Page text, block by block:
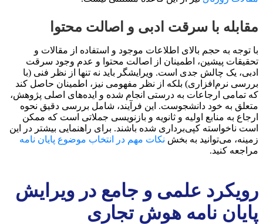
مقابله با سرقت ادبی و اصالت محتوا
با توجه به حجم بالای اطلاعات موجود و استفاده از مقالات و
تحقیقات پیشین، اطمینان از اصالت محتوا و عدم وجود سرقت
ادبی، یک چالش جدی است. ویرایشگر باید نه تنها از نظر فنی (با
بررسی نرم‌افزاری) بلکه از نظر مفهومی نیز، اطمینان حاصل کند
که تمامی ارجاعات به درستی انجام شده و ایده‌های اصلی پژوهش،
متعلق به خود دانشجوست. این فرآیند، شامل بررسی دقیق نحوه
ارجاع به منابع اولیه و ثانویه و بازنویسی جملاتی است که ممکن
است ناخواسته کپی‌برداری شده باشند. برای راهنمایی بیشتر در این
زمینه، می‌توانید به بخش نکات مهم در انتخاب موضوع پایان نامه
مراجعه کنید.
رویکرد علمی و جامع در ویرایش
پایان نامه هوش تجاری